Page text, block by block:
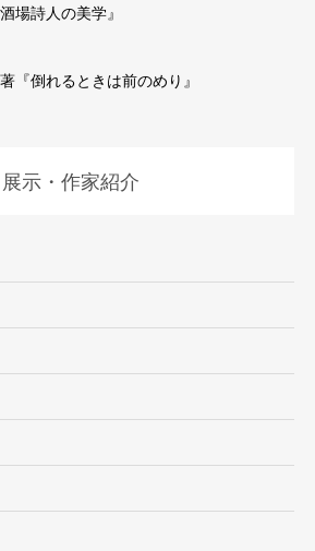
場詩人の美学』
『倒れるときは前のめり』
展示・作家紹介